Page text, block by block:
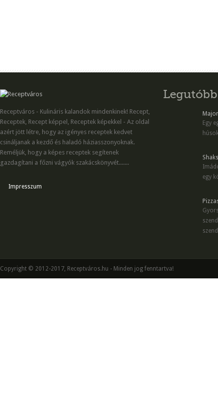
Receptváros - Kulináris kalandok mindenkinek! Recept,
Receptek, Recept képpel, Receptek képekkel - Az oldal
azért jött létre, hogy az igényes receptek kedvet
csináljanak a kezdő és haladó háziasszonyoknak.
Reméljük, hogy a képes receptek segítenek
gazdagítani a főzni vágyók szakácskönyvét.......
Impresszum
Egy
egy
Copyright © 2012-2017, Receptváros.hu - Minden jog fenntartva!